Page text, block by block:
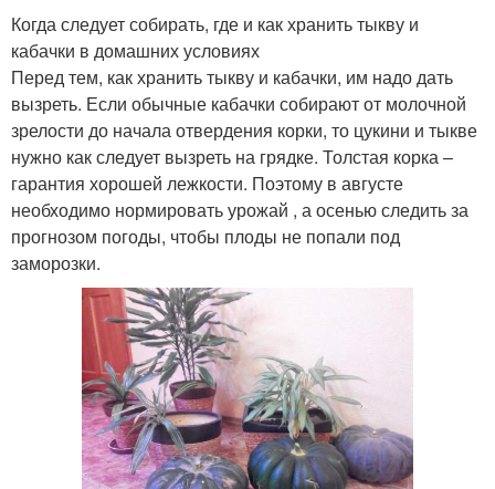
Когда следует собирать, где и как хранить тыкву и
кабачки в домашних условиях
Перед тем, как хранить тыкву и кабачки, им надо дать
вызреть. Если обычные кабачки собирают от молочной
зрелости до начала отвердения корки, то цукини и тыкве
нужно как следует вызреть на грядке. Толстая корка –
гарантия хорошей лежкости. Поэтому в августе
необходимо нормировать урожай , а осенью следить за
прогнозом погоды, чтобы плоды не попали под
заморозки.